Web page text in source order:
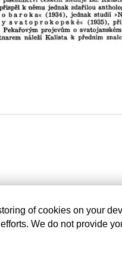
of cookies on your
We do not provide